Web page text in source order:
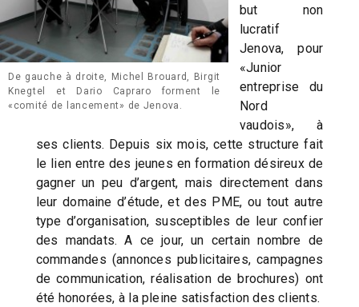
De gauche à droite, Michel Brouard, Birgit
Knegtel et Dario Capraro forment le
«comité de lancement» de Jenova.
but non
lucratif
Jenova, pour
«Junior
entreprise du
Nord
vaudois», à
ses clients. Depuis six mois, cette structure fait
le lien entre des jeunes en formation désireux de
gagner un peu d’argent, mais directement dans
leur domaine d’étude, et des PME, ou tout autre
type d’organisation, susceptibles de leur confier
des mandats. A ce jour, un certain nombre de
commandes (annonces publicitaires, campagnes
de communication, réalisation de brochures) ont
été honorées, à la pleine satisfaction des clients.